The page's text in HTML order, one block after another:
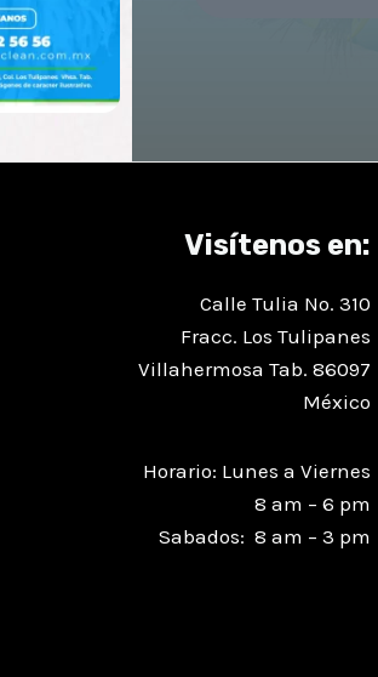
Visítenos en:
Calle Tulia No. 310
Fracc. Los Tulipanes
Villahermosa Tab. 86097
México
Horario: Lunes a Viernes
8 am – 6 pm
Sabados: 8 am – 3 pm